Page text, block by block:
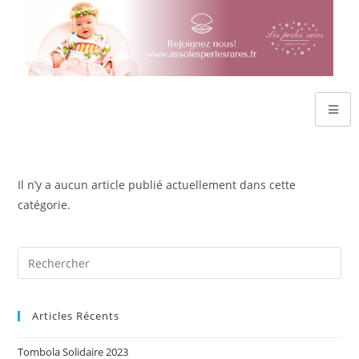
Il n’y a aucun article publié actuellement dans cette
catégorie.
Articles Récents
Tombola Solidaire 2023